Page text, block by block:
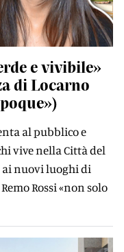
e vivibile»
di Locarno
al pubblico e
vive nella Città del
ai nuovi luoghi di
Rossi «non solo